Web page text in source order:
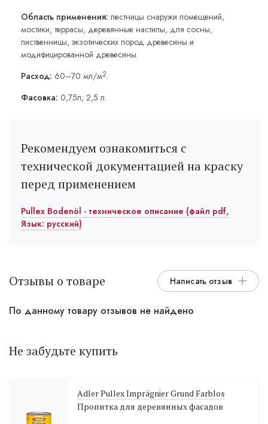
Область применения: лестницы снаружи помещений,
мостики, террасы, деревянные настилы, для сосны,
лиственницы, экзотических пород древесины и
модифицированной древесины.
Расход: 60–70 мл/м2.
Фасовка: 0,75л; 2,5 л.
Рекомендуем ознакомиться с
технической документацией на краску
перед применением
Pullex Bodenöl - техническое описание (файл pdf,
Язык: русский)
Отзывы о товаре Написать отзыв
По данному товару отзывов не найдено
Не забудьте купить
Adler Pullex Imprägnier Grund Farblos
Пропитка для деревянных фасадов